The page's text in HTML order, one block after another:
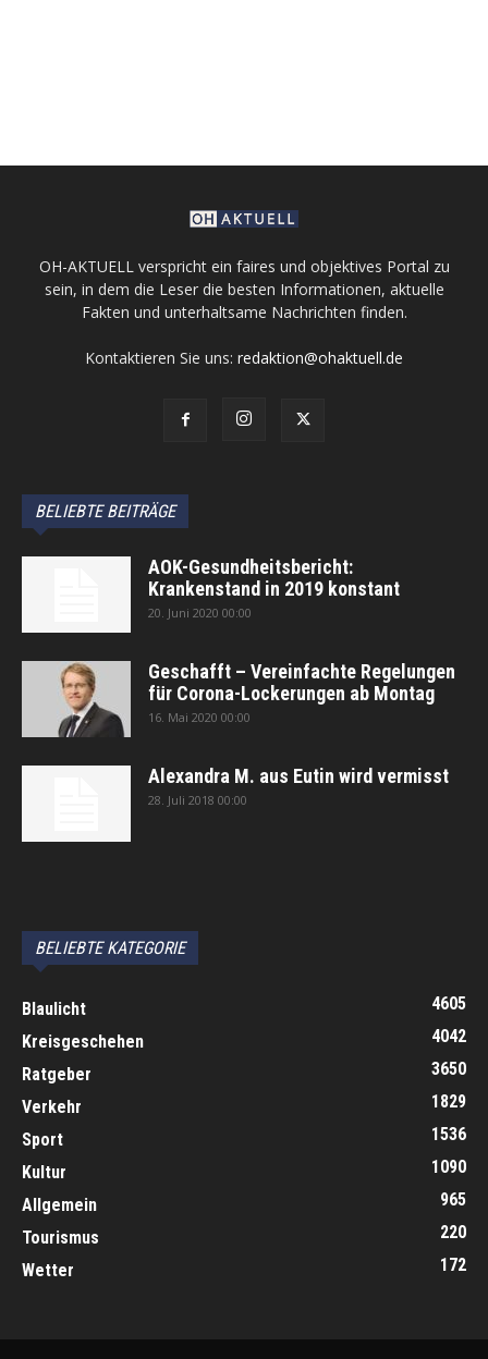
OH-AKTUELL verspricht ein faires und objektives Portal zu
sein, in dem die Leser die besten Informationen, aktuelle
Fakten und unterhaltsame Nachrichten finden.
Kontaktieren Sie uns: redaktion@ohaktuell.de
BELIEBTE BEITRÄGE
AOK-Gesundheitsbericht:
Krankenstand in 2019 konstant
20. Juni 2020 00:00
Geschafft – Vereinfachte Regelungen
für Corona-Lockerungen ab Montag
16. Mai 2020 00:00
Alexandra M. aus Eutin wird vermisst
28. Juli 2018 00:00
BELIEBTE KATEGORIE
Blaulicht
4605
Kreisgeschehen
4042
Ratgeber
3650
Verkehr
1829
Sport
1536
Kultur
1090
Allgemein
965
Tourismus
220
Wetter
172